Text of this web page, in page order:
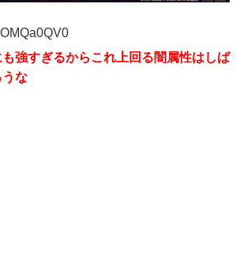
強すぎるからこれ上回る闇属性はしば
うな